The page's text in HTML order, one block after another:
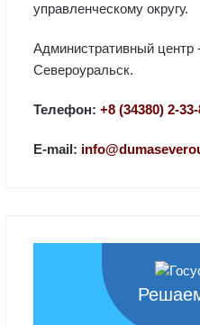
управленческому округу.
Административный центр
Североуральск.
Телефон:+8 (34380) 2-
E-mail: